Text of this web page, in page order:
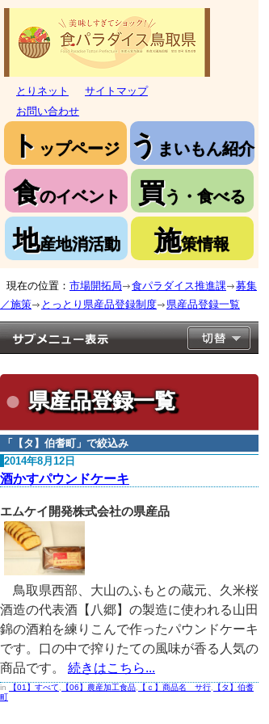
とりネット
サイトマップ
お問い合わせ
ト ップページ う まいもん紹介
食のイベント 買う・食べる
地産地消活動 施策情報
現在の位置： 市場開拓局 食パラダイス推進課
募集
／施策
とっとり県産品登録制度 県産品登録一覧
県産品登録一覧
「 【タ】伯耆町 」で絞込み
2014年8月12日
酒かすパウンドケーキ
エムケイ開発株式会社の県産品
鳥取県西部、大山のふもとの蔵元、久米桜
酒造の代表酒【八郷】の製造に使われる山田
錦の酒粕を練りこんで作ったパウンドケーキ
です。口の中で搾りたての風味が香る人気の
商品です。 続きはこちら...
in 【01】すべて 【06】農産加工食品 【ｃ】商品名 サ行
【タ】伯耆
町